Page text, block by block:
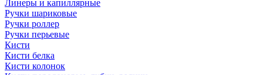
Линеры и капиллярные
Ручки шариковые
Ручки роллер
Ручки перьевые
Кисти
Кисти белка
Кисти колонок